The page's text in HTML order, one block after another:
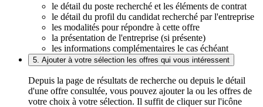
le détail du poste recherché et les éléments de contrat
le détail du profil du candidat recherché par l'entreprise
les modalités pour répondre à cette offre
la présentation de l'entreprise (si présente)
les informations complémentaires le cas échéant
5. Ajouter à votre sélection les offres qui vous intéressent
Depuis la page de résultats de recherche ou depuis le détail
d'une offre consultée, vous pouvez ajouter la ou les offres de
votre choix à votre sélection. Il suffit de cliquer sur l'icône